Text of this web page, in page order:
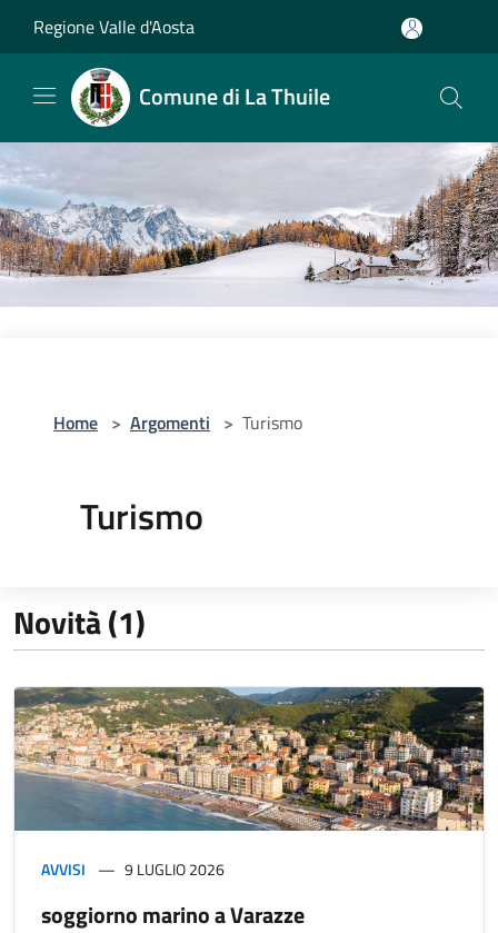
Regione Valle d'Aosta
Comune di La Thuile
Home > Argomenti > Turismo
Turismo
Novità (1)
AVVISI 9 LUGLIO 2026
soggiorno marino a Varazze